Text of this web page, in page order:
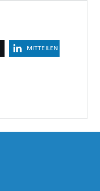
MITTEILEN